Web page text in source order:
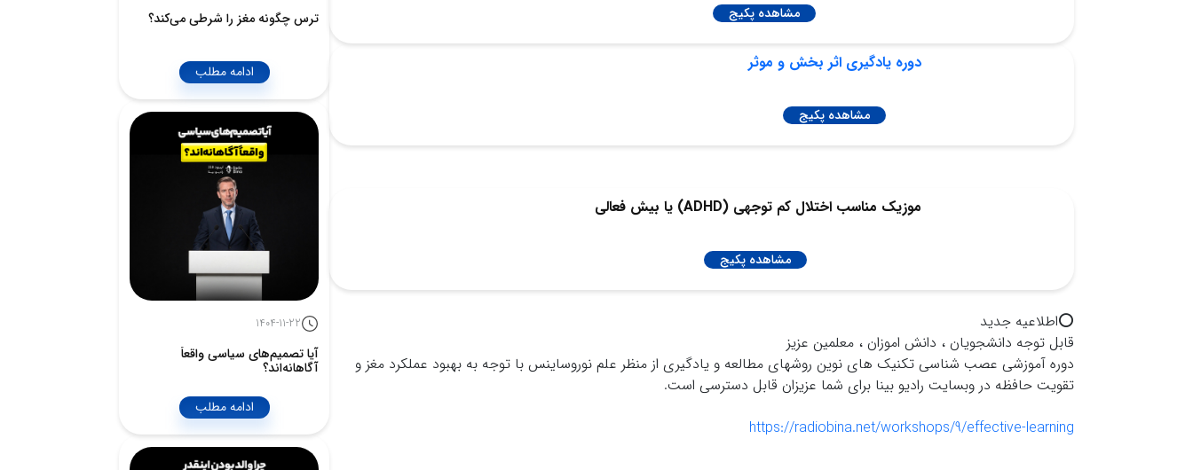
مشاهده پکیج
دوره یادگیری اثر بخش و موثر
مشاهده پکیج
موزیک مناسب اختلال کم توجهی (ADHD) یا بیش فعالی
مشاهده پکیج
⭕️اطلاعيه جديد
قابل توجه دانشجويان ، دانش اموزان ، معلمين عزيز
دوره آموزشى عصب شناسى تكنيك هاى نوين روشهاى مطالعه و يادگيرى از منظر علم نوروساينس با توجه به بهبود عملكرد مغز و
تقويت حافظه در وبسايت راديو بينا براى شما عزيزان قابل دسترسى است.
https://radiobina.net/workshops/9/effective-learning
ترس چگونه مغز را شرطی می‌کند؟
ادامه مطلب
1404-11-22
آیا تصمیم‌های سیاسی واقعاً
آگاهانه‌اند؟
ادامه مطلب